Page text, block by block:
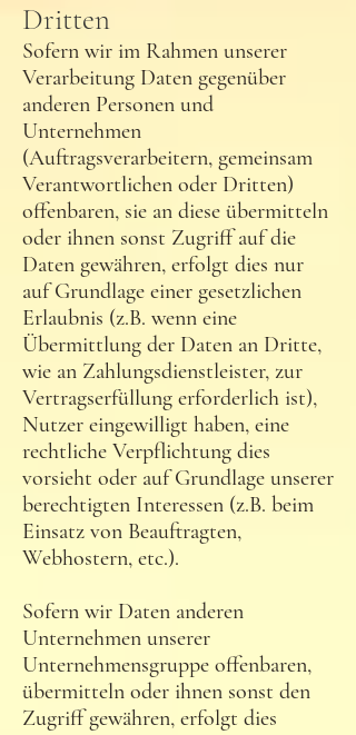
Dritten
Sofern wir im Rahmen unserer
Verarbeitung Daten gegenüber
anderen Personen und
Unternehmen
(Auftragsverarbeitern, gemeinsam
Verantwortlichen oder Dritten)
offenbaren, sie an diese übermitteln
oder ihnen sonst Zugriff auf die
Daten gewähren, erfolgt dies nur
auf Grundlage einer gesetzlichen
Erlaubnis (z.B. wenn eine
Übermittlung der Daten an Dritte,
wie an Zahlungsdienstleister, zur
Vertragserfüllung erforderlich ist),
Nutzer eingewilligt haben, eine
rechtliche Verpflichtung dies
vorsieht oder auf Grundlage unserer
berechtigten Interessen (z.B. beim
Einsatz von Beauftragten,
Webhostern, etc.).
Sofern wir Daten anderen
Unternehmen unserer
Unternehmensgruppe offenbaren,
übermitteln oder ihnen sonst den
Zugriff gewähren, erfolgt dies